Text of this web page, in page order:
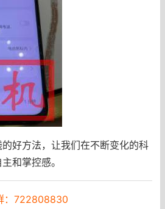
好方法，让我们在不断变化的科
和掌控感。
：722808830